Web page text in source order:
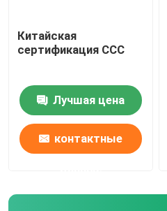
Китайская
сертификация CCC
Лучшая цена
контактные